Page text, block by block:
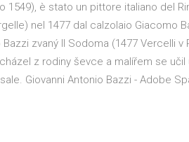
1549), è stato un pittore italiano del
nel 1477 dal calzolaio Giacomo
zvaný Il Sodoma (1477 Vercelli v
z rodiny ševce a malířem se
Giovanni Antonio Bazzi - Adobe